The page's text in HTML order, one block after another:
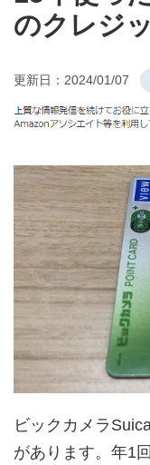
のクレジ
更新日： 2024/01/07
ビックカメラ
があります。年1